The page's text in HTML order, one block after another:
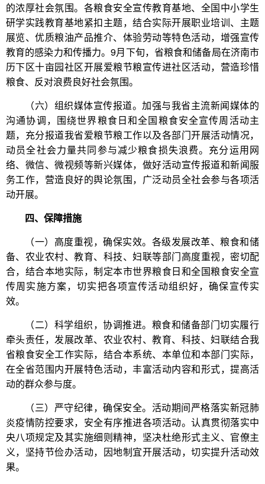
的浓厚社会氛围。各粮食安全宣传教育基地、全国中小学生
研学实践教育基地紧扣主题，结合实际开展职业培训、主题
展览、优质粮油产品推介、体验劳动等特色活动，增强宣传
教育的感染力和传播力。9月下旬，省粮食和储备局在济南市
历下区十亩园社区开展爱粮节粮宣传进社区活动，营造珍惜
粮食、反对浪费良好社会氛围。
（六）组织媒体宣传报道。加强与我省主流新闻媒体的
沟通协调，围绕世界粮食日和全国粮食安全宣传周活动主
题，充分报道我省爱粮节粮工作以及各部门开展活动情况，
动员全社会力量共同参与减少粮食损失浪费。充分运用网
络、微信、微视频等新兴媒体，做好活动宣传报道和新闻服
务工作，营造良好的舆论氛围，广泛动员全社会参与各项活
动开展。
四、保障措施
（一）高度重视，确保实效。各级发展改革、粮食和储
备、农业农村、教育、科技、妇联等部门高度重视，密切配
合，结合本地实际，制定本市世界粮食日和全国粮食安全宣
传周实施方案，切实把各项宣传活动组织好，确保宣传实
效。
（二）科学组织，协调推进。粮食和储备部门切实履行
牵头责任，发展改革、农业农村、教育、科技、妇联结合我
省粮食安全工作实际，结合本系统、本单位和本部门实际，
在全省范围内开展特色活动，丰富活动内容和形式，提高活
动的群众参与度。
（三）严守纪律，确保安全。活动期间严格落实新冠肺
炎疫情防控要求，安全有序推进各项活动。认真贯彻落实中
央八项规定及其实施细则精神，坚决杜绝形式主义、官僚主
义，坚持节俭办活动，因地制宜开展活动，切实提升活动效
果。